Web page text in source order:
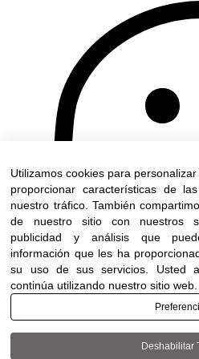
Terms of use
Utilizamos cookies para
proporcionar características de
nuestro tráfico. También
de nuestro sitio con nuestros
publicidad y análisis que
información que les ha
su uso de sus servicios. Usted
continúa utilizando nuestro sitio web.
Deshabilitar